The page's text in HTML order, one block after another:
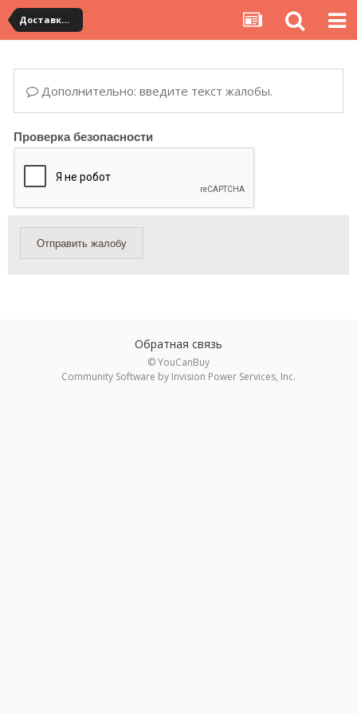
Доставка товара по Китаю
Дополнительно: введите текст жалобы.
Проверка безопасности
Отправить жалобу
Обратная связь
© YouCanBuy
Community Software by Invision Power Services, Inc.